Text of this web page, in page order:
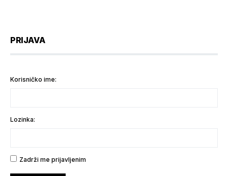
PRIJAVA
Korisničko ime:
Lozinka:
Zadrži me prijavljenim